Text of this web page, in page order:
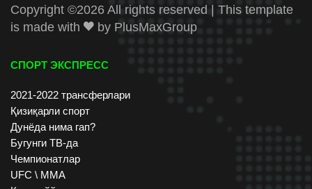
Copyright ©2026 All rights reserved | This template
is made with
by PlusMaxGroup
СПОРТ ЭКСПРЕСС
2021-2022 трансферлари
Қизиқарли спорт
Дунёда нима гап?
Бугунги ТВ-да
Чемпионатлар
UFC \ ММА